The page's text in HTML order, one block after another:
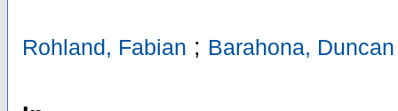
Rohland, Fabian ; Barahona, Duncan